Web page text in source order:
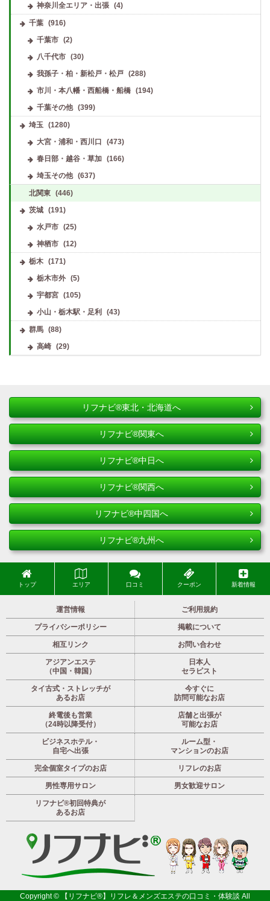
神奈川全エリア・出張
(4)
千葉 (916)
千葉市
(2)
八千代市
(30)
我孫子・柏・新松戸・松戸
(288)
市川・本八幡・西船橋・船橋
(194)
千葉その他
(399)
埼玉 (1280)
大宮・浦和・西川口
(473)
春日部・越谷・草加
(166)
埼玉その他
(637)
北関東 (446)
茨城 (191)
水戸市
(25)
神栖市
(12)
栃木 (171)
栃木市外
(5)
宇都宮
(105)
小山・栃木駅・足利
(43)
群馬 (88)
高崎
(29)
リフナビ®東北・北海道へ
リフナビ®関東へ
リフナビ®中日へ
リフナビ®関西へ
リフナビ®中四国へ
リフナビ®九州へ
トップ エリア 口コミ クーポン 新着情報
運営情報 ご利用規約
プライバシーポリシー 掲載について
相互リンク お問い合わせ
アジアンエステ
（中国・韓国）
日本人
セラピスト
タイ古式・ストレッチが
あるお店
今すぐに
訪問可能なお店
終電後も営業
（24時以降受付）
店舗と出張が
可能なお店
ビジネスホテル・
自宅へ出張
ルーム型・
マンションのお店
完全個室タイプのお店 リフレのお店
男性専用サロン 男女歓迎サロン
リフナビ®初回特典が
あるお店
Copyright © 【リフナビ®】リフレ＆メンズエステの口コミ・体験談 All